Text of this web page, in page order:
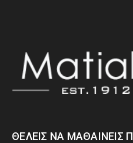
ΘΈΛΕΙΣ ΝΑ ΜΑΘΑΊΝΕΙΣ